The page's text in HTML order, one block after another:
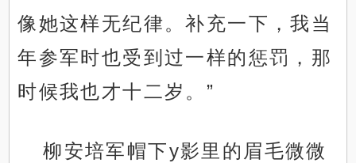
像她这样无纪律。补充一下，我当
年参军时也受到过一样的惩罚，那
时候我也才十二岁。”
柳安培军帽下y影里的眉毛微微